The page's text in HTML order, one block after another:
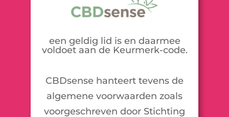
een geldig lid is en daarmee
voldoet aan de Keurmerk-code.
CBDsense hanteert tevens de
algemene voorwaarden zoals
voorgeschreven door Stichting